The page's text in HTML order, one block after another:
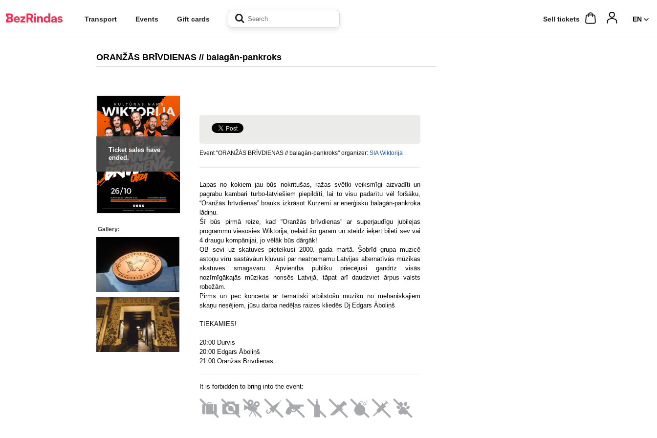
Transport Events Gift cards Sell ​​tickets
ORANŽĀS BRĪVDIENAS // balagān-pankroks
Ticket sales have
ended.
Gallery:
Event "ORANŽĀS BRĪVDIENAS // balagān-pankroks" organizer: SIA Wiktorija
Lapas no kokiem jau būs nokritušas, ražas svētki veiksmīgi aizvadīti un
pagrabu kambari turbo-latviešiem piepildīti, lai to visu padarītu vēl foršāku,
“Oranžās brīvdienas” brauks izkrāsot Kurzemi ar enerģisku balagān-pankroka
lādiņu.
Šī būs pirmā reize, kad “Oranžās brīvdienas” ar superjaudīgu jubilejas
programmu viesosies Wiktorijā, nelaid šo garām un steidz ieķert biļeti sev vai
4 draugu kompānijai, jo vēlāk būs dārgāk!
OB sevi uz skatuves pieteikusi 2000. gada martā. Šobrīd grupa muzicē
astoņu vīru sastāvāun kļuvusi par neatņemamu Latvijas alternatīvās mūzikas
skatuves smagsvaru. Apvienība publiku priecējusi gandrīz visās
nozīmīgākajās mūzikas norisēs Latvijā, tāpat arī daudzviet ārpus valsts
robežām.
Pirms un pēc koncerta ar tematiski atbilstošu mūziku no mehāniskajiem
skaņu nesējiem, jūsu darba nedēļas raizes kliedēs Dj Edgars Āboliņš
TIEKAMIES!
20:00 Durvis
20:00 Edgars Āboliņš
21:00 Oranžās Brīvdienas
It is forbidden to bring into the event: